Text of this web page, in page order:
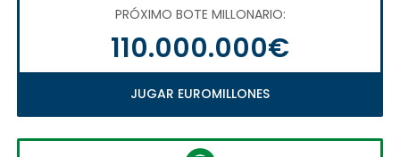
PRÓXIMO BOTE MILLONARIO:
110.000.000€
JUGAR EUROMILLONES